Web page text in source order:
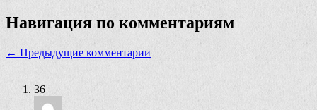
Навигация по комментариям
← Предыдущие комментарии
36